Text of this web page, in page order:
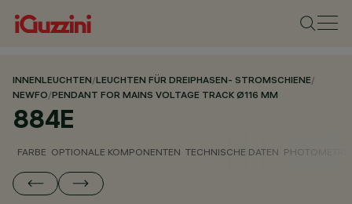
INNENLEUCHTEN/LEUCHTEN FÜR DREIPHASEN- STROMSCHIENE/
NEWFO/PENDANT FOR MAINS VOLTAGE TRACK Ø116 MM
884E
FARBE OPTIONALE KOMPONENTEN TECHNISCHE DATEN